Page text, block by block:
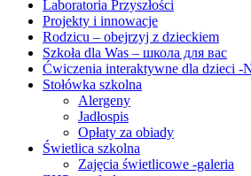
Laboratoria Przyszłości
Projekty i innowacje
Rodzicu – obejrzyj z dzieckiem
Szkoła dla Was – школа для вас
Ćwiczenia interaktywne dla dzieci -
Stołówka szkolna
Alergeny
Jadłospis
Opłaty za obiady
Świetlica szkolna
Zajęcia świetlicowe -galeria